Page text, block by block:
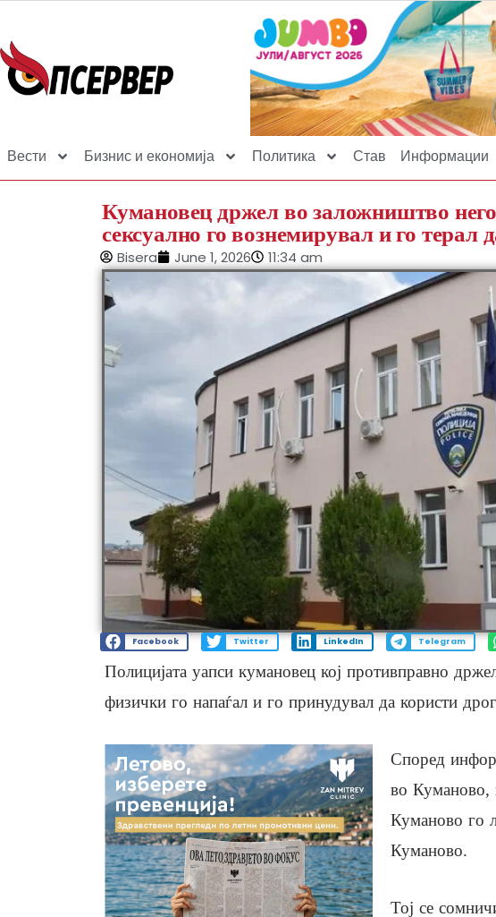
Вести Бизнис и економија Политика Став Информации
Кумановец држел во заложништво
сексуално го вознемирувал и го терал
Bisera June 1, 2026 11:34 am
Facebook Twitter LinkedIn Telegram
Полицијата уапси кумановец кој противправно
физички го напаѓал и го принудувал да користи
Според
во Куманово,
Куманово го
Куманово.
Тој се